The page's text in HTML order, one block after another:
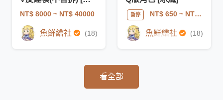
NT$ 8000 ~ NT$ 40000
魚鮮繪社 (18)
暫停 NT$ 650~ NT$ 1500
魚鮮繪社 (18)
看全部